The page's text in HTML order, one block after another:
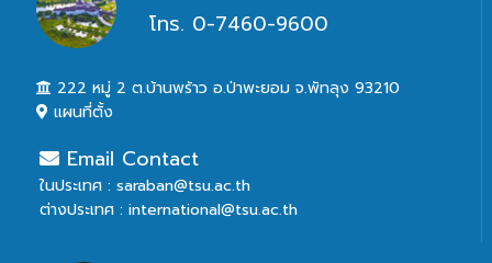
โทร. 0-7460-9600
222 หมู่ 2 ต.บ้านพร้าว อ.ป่าพะยอม จ.พัทลุง 93210
แผนที่ตั้ง
Email Contact
ในประเทศ : saraban@tsu.ac.th
ต่างประเทศ : international@tsu.ac.th